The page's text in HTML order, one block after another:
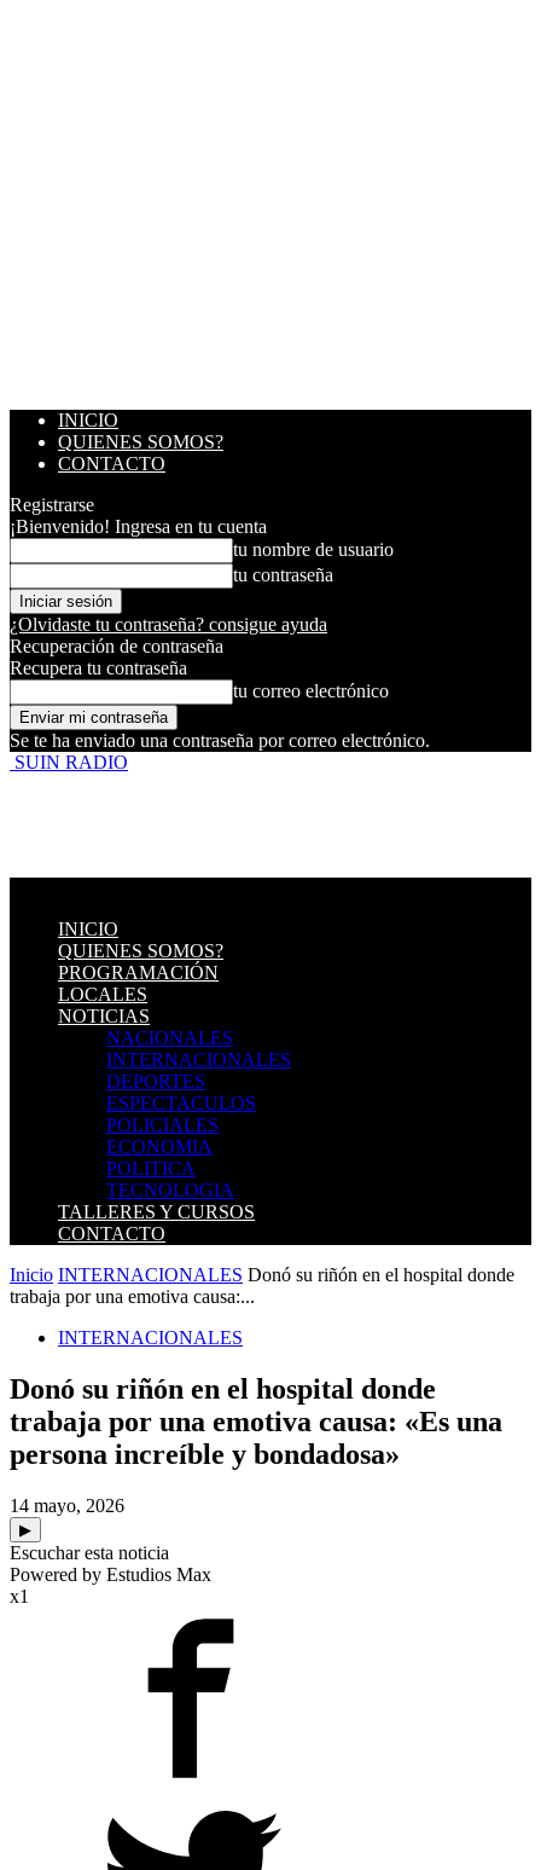
INICIO
QUIENES SOMOS?
CONTACTO
Registrarse
¡Bienvenido! Ingresa en tu cuenta
tu nombre de usuario
tu contraseña
¿Olvidaste tu contraseña? consigue ayuda
Recuperación de contraseña
Recupera tu contraseña
tu correo electrónico
Se te ha enviado una contraseña por correo electrónico.
SUIN RADIO
INICIO
QUIENES SOMOS?
PROGRAMACIÓN
LOCALES
NOTICIAS
NACIONALES
INTERNACIONALES
DEPORTES
ESPECTACULOS
POLICIALES
ECONOMIA
POLITICA
TECNOLOGIA
TALLERES Y CURSOS
CONTACTO
Inicio INTERNACIONALES Donó su riñón en el hospital donde
trabaja por una emotiva causa:...
INTERNACIONALES
Donó su riñón en el hospital donde
trabaja por una emotiva causa: «Es una
persona increíble y bondadosa»
14 mayo, 2026
▶
Escuchar esta noticia
Powered by Estudios Max
x1